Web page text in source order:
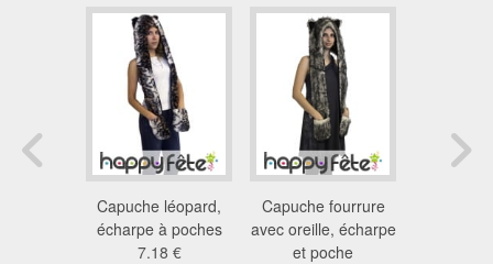
Capuche léopard,
écharpe à poches
7.18 €
Capuche fourrure
avec oreille, écharpe
et poche